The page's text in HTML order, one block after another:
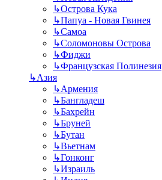
↳Острова Кука
↳Папуа - Новая Гвинея
↳Самоа
↳Соломоновы Острова
↳Фиджи
↳Французская Полинезия
↳Азия
↳Армения
↳Бангладеш
↳Бахрейн
↳Бруней
↳Бутан
↳Вьетнам
↳Гонконг
↳Израиль